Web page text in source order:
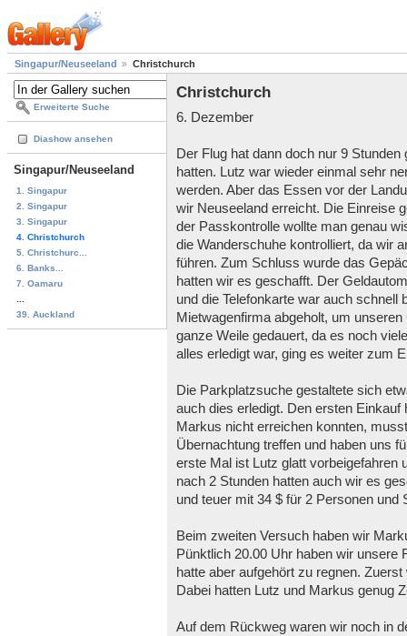
Singapur/Neuseeland Christchurch
Erweiterte Suche
Diashow ansehen
Singapur/Neuseeland
1. Singapur
2. Singapur
3. Singapur
4. Christchurch
5. Christchurc...
6. Banks...
7. Oamaru
39. Auckland
Christchurch
6. Dezember
Der Flug hat dann doch nur 9
hatten. Lutz war wieder einmal sehr
werden. Aber das Essen vor der
wir Neuseeland erreicht. Die Einreise
der Passkontrolle wollte man genau
die Wanderschuhe kontrolliert, da wir
führen. Zum Schluss wurde das
hatten wir es geschafft. Der
und die Telefonkarte war auch schnell
Mietwagenfirma abgeholt, um
ganze Weile gedauert, da es noch
alles erledigt war, ging es weiter zum
Die Parkplatzsuche gestaltete sich
auch dies erledigt. Den ersten
Markus nicht erreichen konnten,
Übernachtung treffen und haben uns
erste Mal ist Lutz glatt vorbeigefahren
nach 2 Stunden hatten auch wir es
und teuer mit 34 $ für 2 Personen und
Beim zweiten Versuch haben wir
Pünktlich 20.00 Uhr haben wir unsere
hatte aber aufgehört zu regnen.
Dabei hatten Lutz und Markus genug
Auf dem Rückweg waren wir noch in